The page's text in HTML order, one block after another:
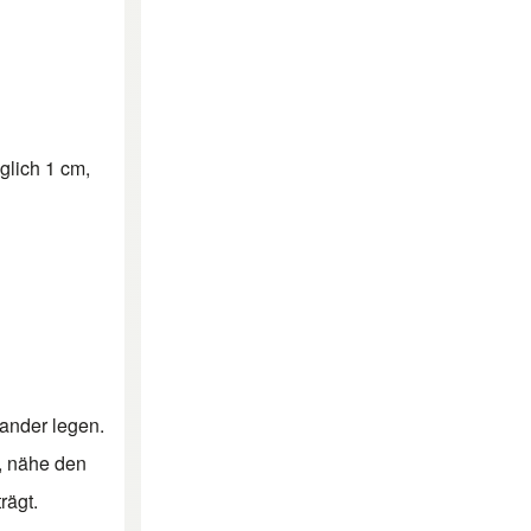
1 cm,
legen.
nähe den